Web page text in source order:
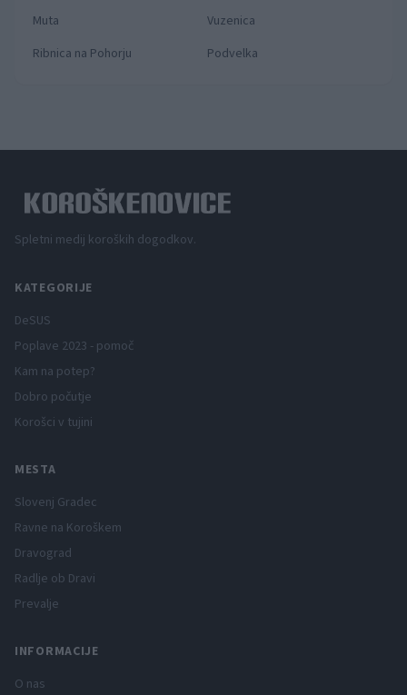
Muta
Vuzenica
Ribnica na Pohorju
Podvelka
Spletni medij koroških dogodkov.
KATEGORIJE
DeSUS
Poplave 2023 - pomoč
Kam na potep?
Dobro počutje
Korošci v tujini
MESTA
Slovenj Gradec
Ravne na Koroškem
Dravograd
Radlje ob Dravi
Prevalje
INFORMACIJE
O nas